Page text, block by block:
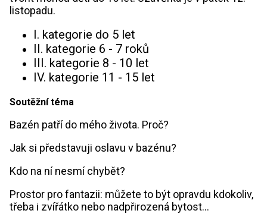
listopadu.
I. kategorie do 5 let
II. kategorie 6 - 7 roků
III. kategorie 8 - 10 let
IV. kategorie 11 - 15 let
Soutěžní téma
Bazén patří do mého života. Proč?
Jak si představuji oslavu v bazénu?
Kdo na ní nesmí chybět?
Prostor pro fantazii: můžete to být opravdu kdokoliv,
třeba i zvířátko nebo nadpřirozená bytost…